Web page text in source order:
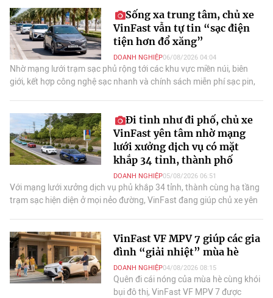
Sống xa trung tâm, chủ xe
VinFast vẫn tự tin “sạc điện
tiện hơn đổ xăng”
DOANH NGHIỆP06/08/2026 04:04
Nhờ mạng lưới trạm sạc phủ rộng tới các khu vực miền núi, biên
giới, kết hợp công nghệ sạc nhanh và chính sách miễn phí sạc pin,
Đi tỉnh như đi phố, chủ xe
VinFast yên tâm nhờ mạng
lưới xưởng dịch vụ có mặt
khắp 34 tỉnh, thành phố
DOANH NGHIỆP05/08/2026 06:51
Với mạng lưới xưởng dịch vụ phủ khắp 34 tỉnh, thành cùng hạ tầng
trạm sạc hiện diện ở mọi nẻo đường, VinFast đang giúp chủ xe yên
VinFast VF MPV 7 giúp các gia
đình “giải nhiệt” mùa hè
DOANH NGHIỆP04/08/2026 08:15
Quên đi cái nóng của mùa hè cùng khói
bụi đô thị, VinFast VF MPV 7 được